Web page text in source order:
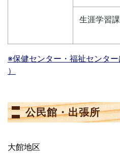
生涯学習課
※保健センター・福祉センタ
）
公民館・出張所
大館地区